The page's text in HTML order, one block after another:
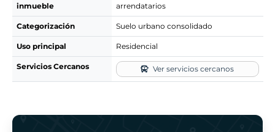
inmueble
arrendatarios
Categorización Suelo urbano consolidado
Uso principal Residencial
Servicios Cercanos Ver servicios cercanos